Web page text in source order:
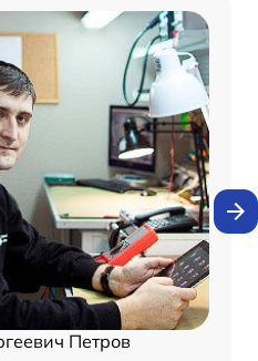
Петров